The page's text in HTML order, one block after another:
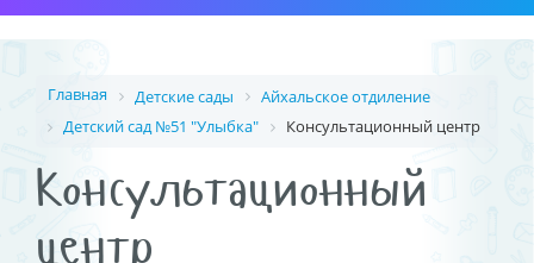
Главная Детские сады
Айхальское отдиление
Детский сад №51 "Улыбка"
Консультационный центр
Консультационный
центр